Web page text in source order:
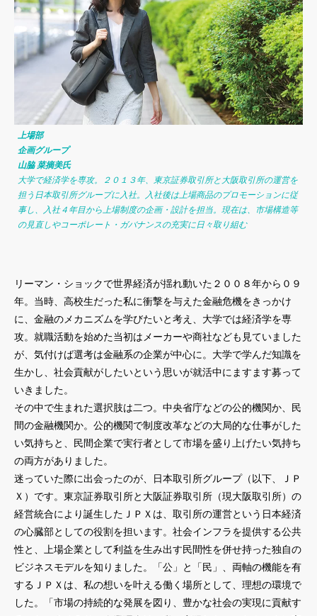
上場部
企画グループ
山脇 菜摘美氏
大学で経済学を専攻。２０１３年、東京証券取引所と大阪取引所の運営を
担う日本取引所グループに入社。入社後は上場商品のプロモーションに従
事し、入社４年目から上場制度の企画・設計を担当。現在は、市場構造等
の見直しやコーポレート・ガバナンスの充実に日々取り組む
リーマン・ショックで世界経済が揺れ動いた２００８年から０９
年。当時、高校生だった私に衝撃を与えた金融危機をきっかけ
に、金融のメカニズムを学びたいと考え、大学では経済学を専
攻。就職活動を始めた当初はメーカーや商社なども見ていました
が、気付けば選考は金融系の企業が中心に。大学で学んだ知識を
生かし、社会貢献がしたいという思いが就活中にますます募って
いきました。
その中で生まれた選択肢は二つ。中央省庁などの公的機関か、民
間の金融機関か。公的機関で制度改革などの大局的な仕事がした
い気持ちと、民間企業で実行者として市場を盛り上げたい気持ち
の両方がありました。
迷っていた際に出会ったのが、日本取引所グループ（以下、ＪＰ
Ｘ）です。東京証券取引所と大阪証券取引所（現大阪取引所）の
経営統合により誕生したＪＰＸは、取引所の運営という日本経済
の心臓部としての役割を担います。社会インフラを提供する公共
性と、上場企業として利益を生み出す民間性を併せ持った独自の
ビジネスモデルを知りました。「公」と「民」、両軸の機能を有
するＪＰＸは、私の想いを叶える働く場所として、理想の環境で
した。「市場の持続的な発展を図り、豊かな社会の実現に貢献す